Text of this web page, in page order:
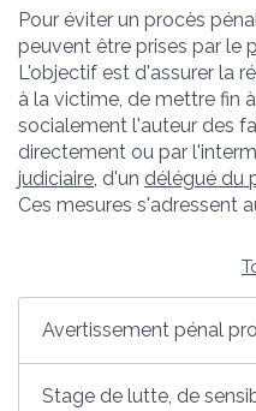
Pour éviter un procès
peuvent être prises par le
L'objectif est d'assurer la
à la victime, de mettre fin à
socialement l'auteur des
directement ou par
judiciaire , d'un délégué du
Ces mesures s'adressent
Avertissement pénal
Stage de lutte, de